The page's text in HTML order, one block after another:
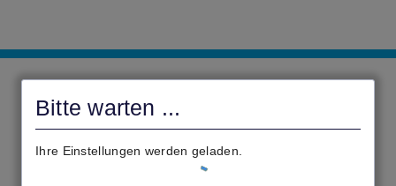
Bitte warten ...
Ihre Einstellungen werden geladen.